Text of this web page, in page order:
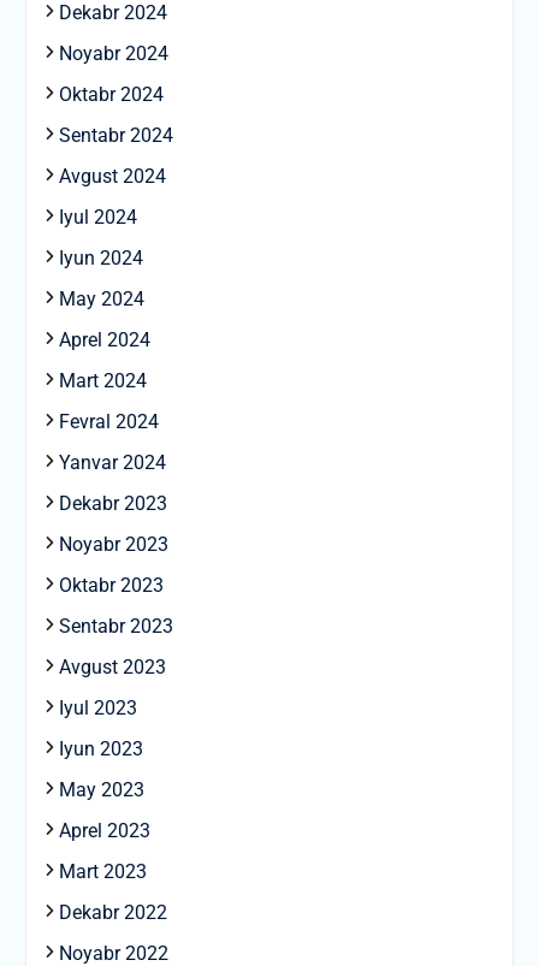
Dekabr 2024
Noyabr 2024
Oktabr 2024
Sentabr 2024
Avgust 2024
Iyul 2024
Iyun 2024
May 2024
Aprel 2024
Mart 2024
Fevral 2024
Yanvar 2024
Dekabr 2023
Noyabr 2023
Oktabr 2023
Sentabr 2023
Avgust 2023
Iyul 2023
Iyun 2023
May 2023
Aprel 2023
Mart 2023
Dekabr 2022
Noyabr 2022